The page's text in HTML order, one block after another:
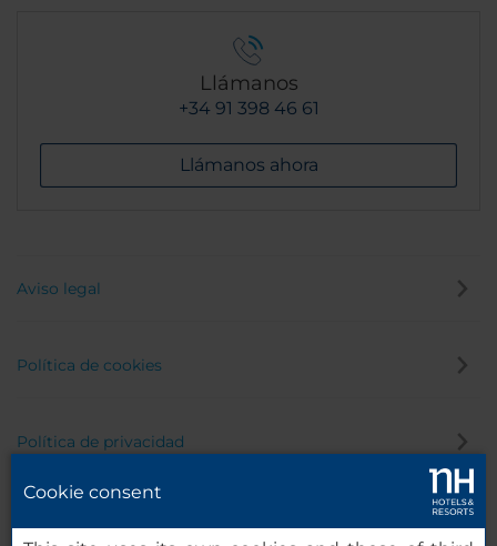
Llámanos
+34 91 398 46 61
Llámanos ahora
Aviso legal
Política de cookies
Política de privacidad
Cookie consent